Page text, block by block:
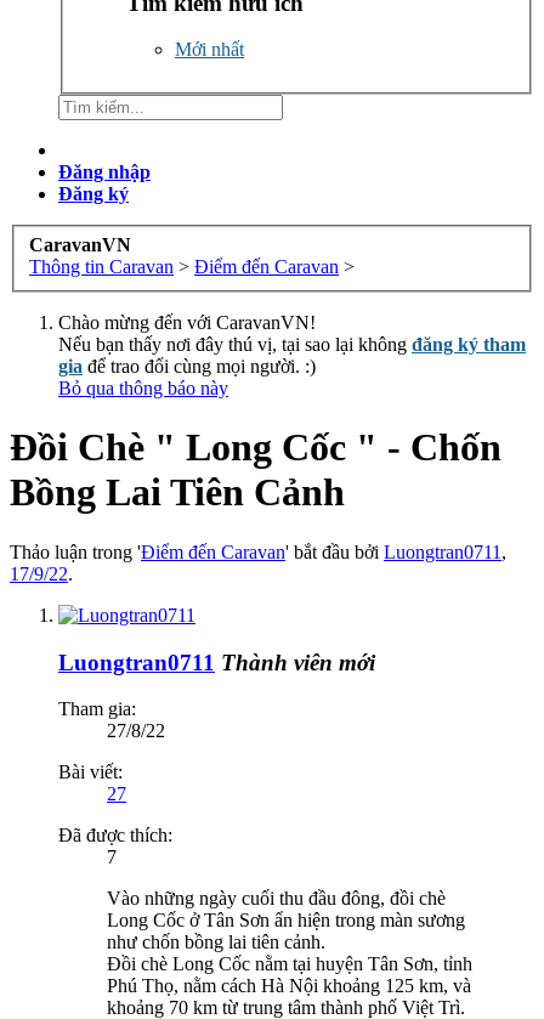
Mới nhất
Đăng nhập
Đăng ký
CaravanVN
Thông tin Caravan > Điểm đến Caravan >
Chào mừng đến với CaravanVN!
Nếu bạn thấy nơi đây thú vị, tại sao lại không đăng ký tham
gia để trao đổi cùng mọi người. :)
Bỏ qua thông báo này
Đồi Chè " Long Cốc " - Chốn
Bồng Lai Tiên Cảnh
Thảo luận trong 'Điểm đến Caravan' bắt đầu bởi Luongtran0711 ,
17/9/22.
Luongtran0711 Thành viên mới
Tham gia:
27/8/22
Bài viết:
27
Đã được thích:
7
Vào những ngày cuối thu đầu đông, đồi chè
Long Cốc ở Tân Sơn ẩn hiện trong màn sương
như chốn bồng lai tiên cảnh.
Đồi chè Long Cốc nằm tại huyện Tân Sơn, tỉnh
Phú Thọ, nằm cách Hà Nội khoảng 125 km, và
khoảng 70 km từ trung tâm thành phố Việt Trì.